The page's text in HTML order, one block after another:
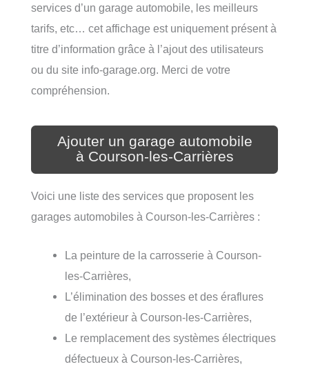
services d’un garage automobile, les meilleurs
tarifs, etc… cet affichage est uniquement présent à
titre d’information grâce à l’ajout des utilisateurs
ou du site info-garage.org. Merci de votre
compréhension.
Ajouter un garage automobile
à Courson-les-Carrières
Voici une liste des services que proposent les
garages automobiles à Courson-les-Carrières :
La peinture de la carrosserie à Courson-
les-Carrières,
L’élimination des bosses et des éraflures
de l’extérieur à Courson-les-Carrières,
Le remplacement des systèmes électriques
défectueux à Courson-les-Carrières,